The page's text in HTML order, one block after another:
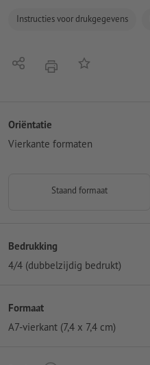
Instructies voor drukgegevens
Delen afdrukkenOp de lijst
Oriëntatie
Vierkante formaten
Staand formaat
Bedrukking
4/4 (dubbelzijdig bedrukt)
Formaat
A7-vierkant (7,4 x 7,4 cm)